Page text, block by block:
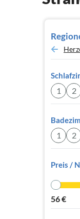
1 2
1 2
Preis /
56€